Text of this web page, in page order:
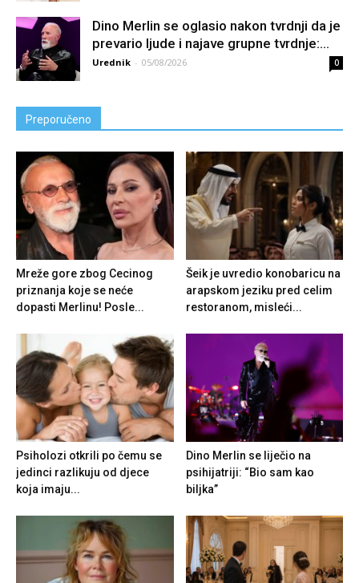
Dino Merlin se oglasio nakon tvrdnji da je
prevario ljude i najave grupne tvrdnje:...
Urednik - 05/08/2026 0
Preporučeno
Mreže gore zbog Cecinog
priznanja koje se neće
dopasti Merlinu! Posle...
Šeik je uvredio konobaricu na
arapskom jeziku pred celim
restoranom, misleći...
Psiholozi otkrili po čemu se
jedinci razlikuju od djece
koja imaju...
Dino Merlin se liječio na
psihijatriji: “Bio sam kao
biljka”